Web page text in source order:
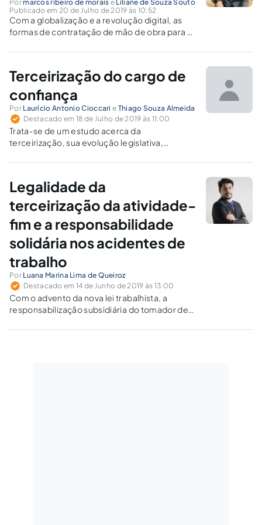
Pormarcos ribeiro de morais e Liliane de Souza Souto
Publicado em 20 de Julho de 2019 às 10:52
Com a globalização e a revolução digital, as
formas de contratação de mão de obra para a
organização das empresas sofreram
Terceirização do cargo de
confiança
Por Laurício Antonio Cioccari e Thiago Souza Almeida
Destacado em 18 de Julho de 2019 às 11:00
Trata-se de um estudo acerca da
terceirização, sua evolução legislativa,
jurídica presente no cargo de confiança.
Legalidade da
terceirização da atividade-
fim e a responsabilidade
solidária nos acidentes de
trabalho
Por Luana Marina Lima de Queiroz
Destacado em 14 de Junho de 2019 às 13:00
Com o advento da nova lei trabalhista, a
responsabilização subsidiária do tomador de
ser mantida? Ou seria a responsabilidade